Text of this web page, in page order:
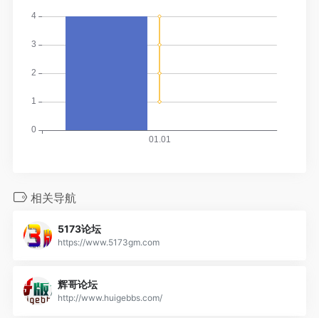
相关导航
5173论坛
https://www.5173gm.com
辉哥论坛
http://www.huigebbs.com/